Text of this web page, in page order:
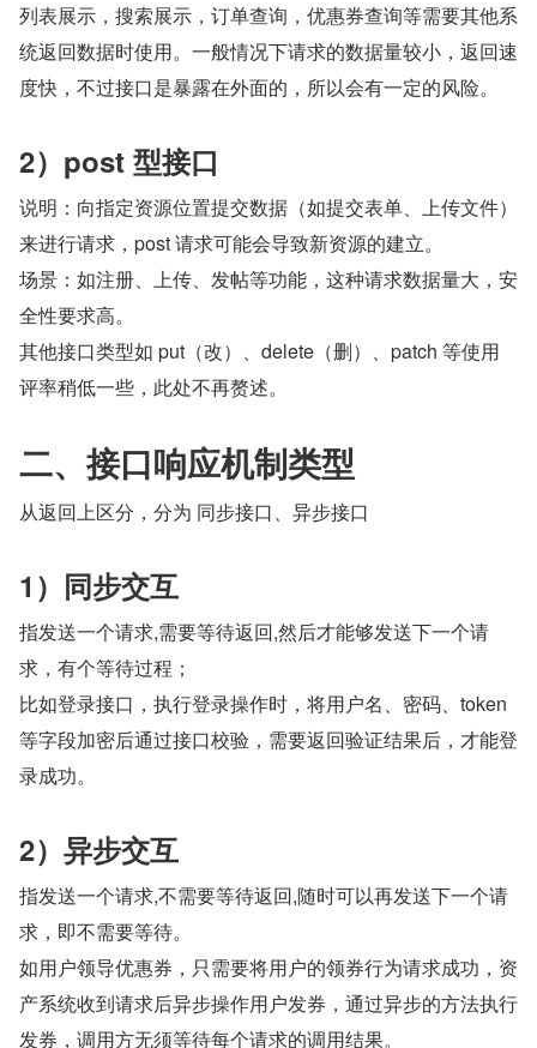
列表展示，搜索展示，订单查询，优惠券查询等需要其他系
统返回数据时使用。一般情况下请求的数据量较小，返回速
度快，不过接口是暴露在外面的，所以会有一定的风险。
2）post 型接口
说明：向指定资源位置提交数据（如提交表单、上传文件）
来进行请求，post 请求可能会导致新资源的建立。
场景：如注册、上传、发帖等功能，这种请求数据量大，安
全性要求高。
其他接口类型如 put（改）、delete（删）、patch 等使用
评率稍低一些，此处不再赘述。
二、接口响应机制类型
从返回上区分，分为 同步接口、异步接口
1）同步交互
指发送一个请求,需要等待返回,然后才能够发送下一个请
求，有个等待过程；
比如登录接口，执行登录操作时，将用户名、密码、token
等字段加密后通过接口校验，需要返回验证结果后，才能登
录成功。
2）异步交互
指发送一个请求,不需要等待返回,随时可以再发送下一个请
求，即不需要等待。
如用户领导优惠券，只需要将用户的领券行为请求成功，资
产系统收到请求后异步操作用户发券，通过异步的方法执行
发券，调用方无须等待每个请求的调用结果。